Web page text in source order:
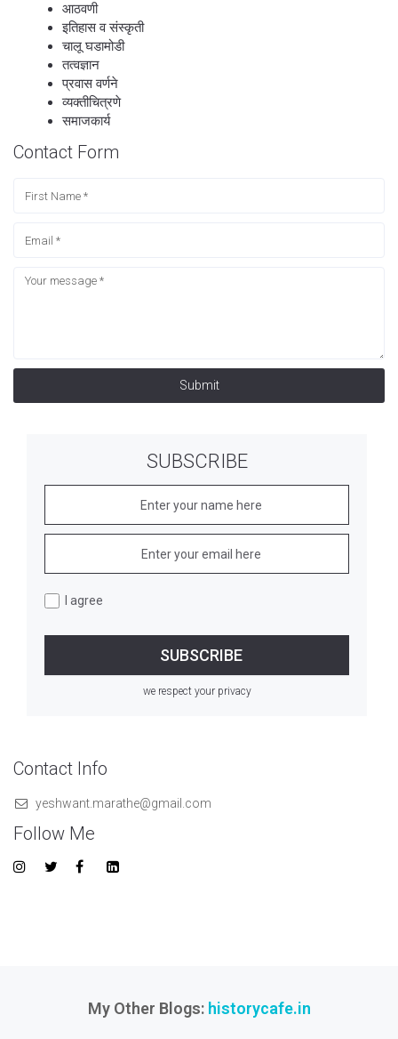
आठवणी
इतिहास व संस्कृती
चालू घडामोडी
तत्वज्ञान
प्रवास वर्णने
व्यक्तीचित्रणे
समाजकार्य
Contact Form
Submit
SUBSCRIBE
I agree
we respect your privacy
Contact Info
yeshwant.marathe@gmail.com
Follow Me
My Other Blogs: historycafe.in